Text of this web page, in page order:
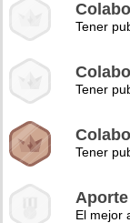
Tener
Tener
Tener
El mejor